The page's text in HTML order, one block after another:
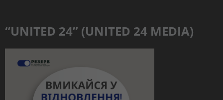
“UNITED 24” (UNITED 24 MEDIA)